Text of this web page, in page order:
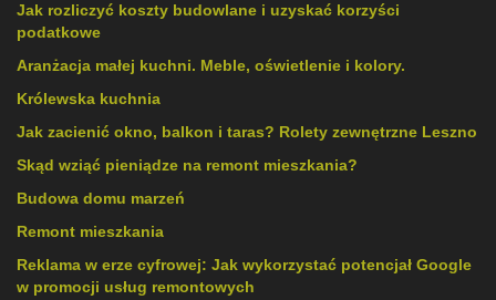
Jak rozliczyć koszty budowlane i uzyskać korzyści
podatkowe
Aranżacja małej kuchni. Meble, oświetlenie i kolory.
Królewska kuchnia
Jak zacienić okno, balkon i taras? Rolety zewnętrzne Leszno
Skąd wziąć pieniądze na remont mieszkania?
Budowa domu marzeń
Remont mieszkania
Reklama w erze cyfrowej: Jak wykorzystać potencjał Google
w promocji usług remontowych